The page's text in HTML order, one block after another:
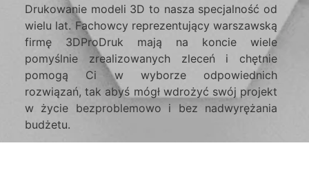
Drukowanie modeli 3D to nasza specjalność od
wielu lat. Fachowcy reprezentujący warszawską
firmę 3DProDruk mają na koncie wiele
pomyślnie zrealizowanych zleceń i chętnie
pomogą Ci w wyborze odpowiednich
rozwiązań, tak abyś mógł wdrożyć swój projekt
w życie bezproblemowo i bez nadwyrężania
budżetu.